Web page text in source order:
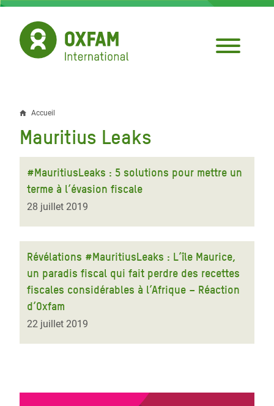
Aller
contenu
principal
Fil
d'Ariane
Accueil
Mauritius Leaks
#MauritiusLeaks : 5 solutions pour mettre un
terme à l’évasion fiscale
28 juillet 2019
Révélations #MauritiusLeaks : L’île Maurice,
un paradis fiscal qui fait perdre des recettes
fiscales considérables à l’Afrique – Réaction
d’Oxfam
22 juillet 2019